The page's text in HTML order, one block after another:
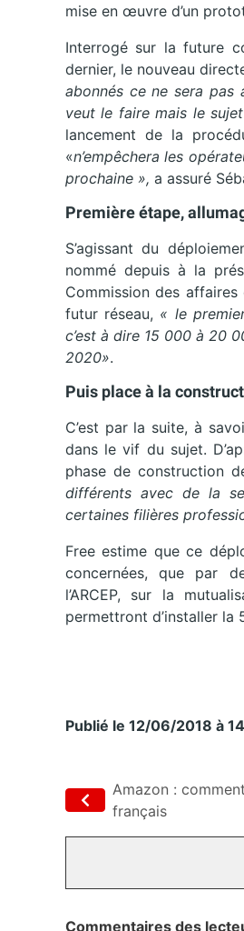
mise en œuvre d’un
Interrogé sur la future
dernier, le nouveau
abonnés ce ne sera pas
veut le faire mais le
lancement de la
«n’empêchera les
prochaine », a assuré
Première étape,
S’agissant du
nommé depuis à la
Commission des
futur réseau, « le
c’est à dire 15 000 à 20
2020».
Puis place à la
C’est par la suite, à
dans le vif du sujet.
phase de construction
différents avec de la
certaines filières
Free estime que ce
concernées, que par
l’ARCEP, sur la
permettront d’installer
Publié le 12/06/2018 à
Amazon :
français
Commentaires des